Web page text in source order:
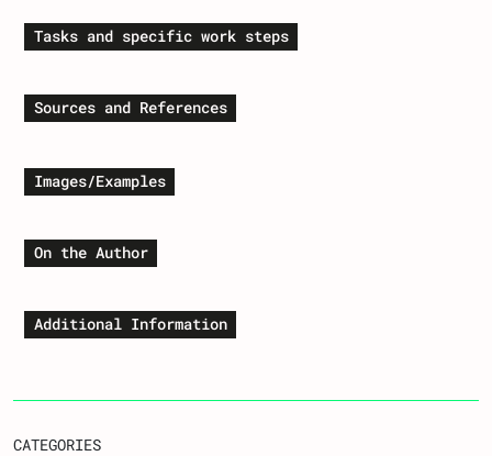
Tasks and specific work steps
Sources and References
Images/Examples
On the Author
Additional Information
CATEGORIES